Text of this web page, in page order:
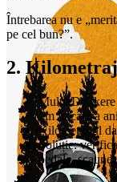
Întrebarea nu e
pe cel bun?”.
2.
Multe
km în câțiva
Kilometrajul
Soluție:
pedale,